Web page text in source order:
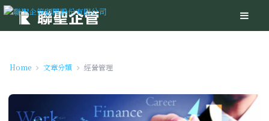
Home 文章分類 經營管理